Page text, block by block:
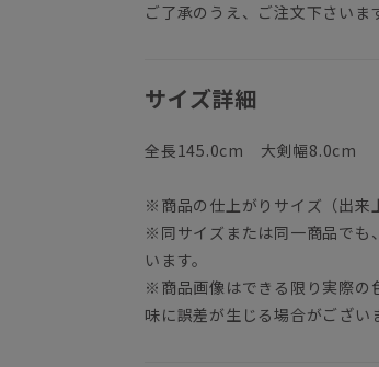
ご了承のうえ、ご注文下さいま
サイズ詳細
全長145.0cm 大剣幅8.0cm
※商品の仕上がりサイズ（出来
※同サイズまたは同一商品でも
います。
※商品画像はできる限り実際の
味に誤差が生じる場合がござい